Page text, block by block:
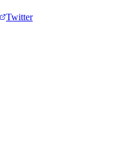
Twitter